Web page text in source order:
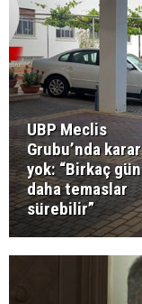
UBP Meclis
Grubu’nda karar
yok: “Birkaç gün
daha temaslar
sürebilir”